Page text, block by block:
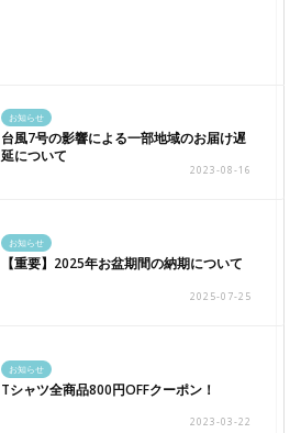
お知らせ
台風7号の影響による一部地域のお届け遅
延について
2023-08-16
お知らせ
【重要】2025年お盆期間の納期について
2025-07-25
お知らせ
Tシャツ全商品800円OFFクーポン！
2023-03-22